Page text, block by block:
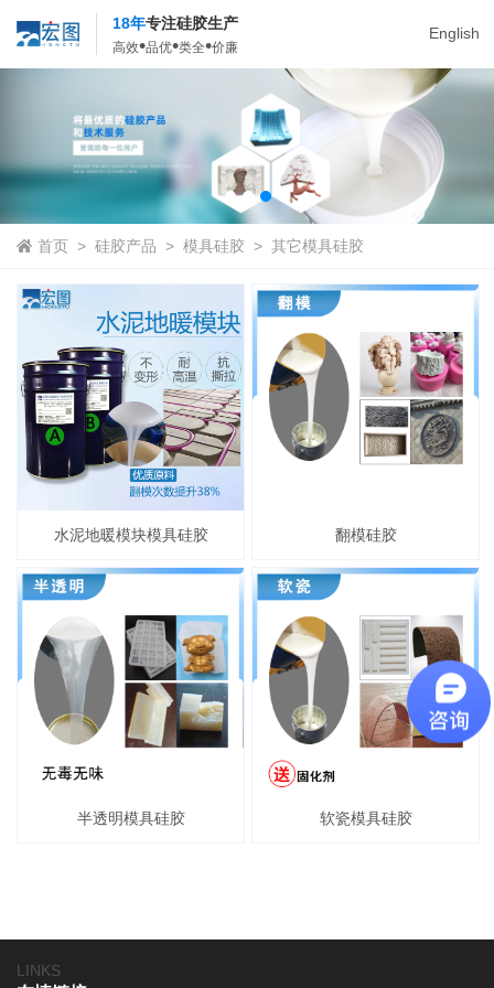
English
18年专注硅胶生产
高效•品优•类全•价廉
首页 > 硅胶产品 > 模具硅胶 > 其它模具硅胶
水泥地暖模块模具硅胶 翻模硅胶
半透明模具硅胶 软瓷模具硅胶
LINKS